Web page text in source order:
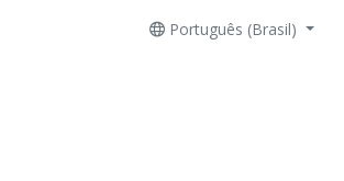
Português (Brasil)